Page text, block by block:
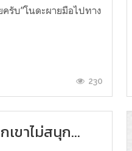
ครับ”โนดะผายมือไปทาง
230
ขาไม่สนุก...